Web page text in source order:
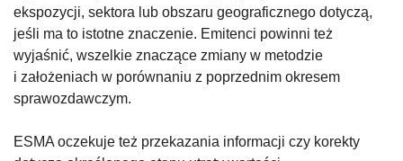
ekspozycji, sektora lub obszaru geograficznego dotyczą,
jeśli ma to istotne znaczenie. Emitenci powinni też
wyjaśnić, wszelkie znaczące zmiany w metodzie
i założeniach w porównaniu z poprzednim okresem
sprawozdawczym.
ESMA oczekuje też przekazania informacji czy korekty